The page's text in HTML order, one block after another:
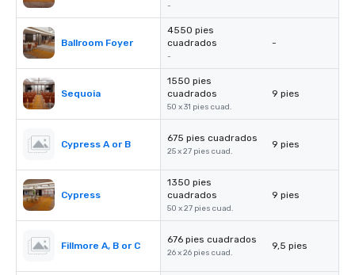
-
Ballroom Foyer
4550 pies
cuadrados
-
-
Sequoia
1550 pies
cuadrados
50 x 31 pies cuad.
9 pies
Cypress A or B
675 pies cuadrados
25 x 27 pies cuad.
9 pies
Cypress
1350 pies
cuadrados
50 x 27 pies cuad.
9 pies
Fillmore A, B or C
676 pies cuadrados
26 x 26 pies cuad.
9,5 pies